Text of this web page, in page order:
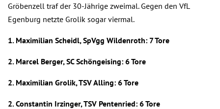
Gröbenzell traf der 30-Jährige zweimal. Gegen den VfL
Egenburg netzte Grolik sogar viermal.
1. Maximilian Scheidl, SpVgg Wildenroth: 7 Tore
2. Marcel Berger, SC Schöngeising: 6 Tore
2. Maximilian Grolik, TSV Alling: 6 Tore
2. Constantin Irzinger, TSV Pentenried: 6 Tore